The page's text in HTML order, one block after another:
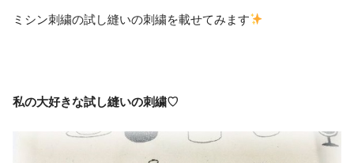
ミシン刺繍の試し縫いの刺繍を載せてみます
私の大好きな試し縫いの刺繍♡